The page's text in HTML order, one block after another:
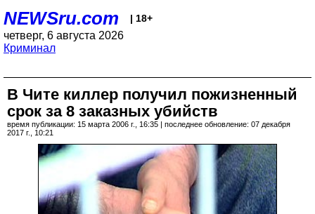
NEWSru.com | 18+
четверг, 6 августа 2026
Криминал
В Чите киллер получил пожизненный
срок за 8 заказных убийств
время публикации: 15 марта 2006 г., 16:35 | последнее обновление: 07 декабря
2017 г., 10:21